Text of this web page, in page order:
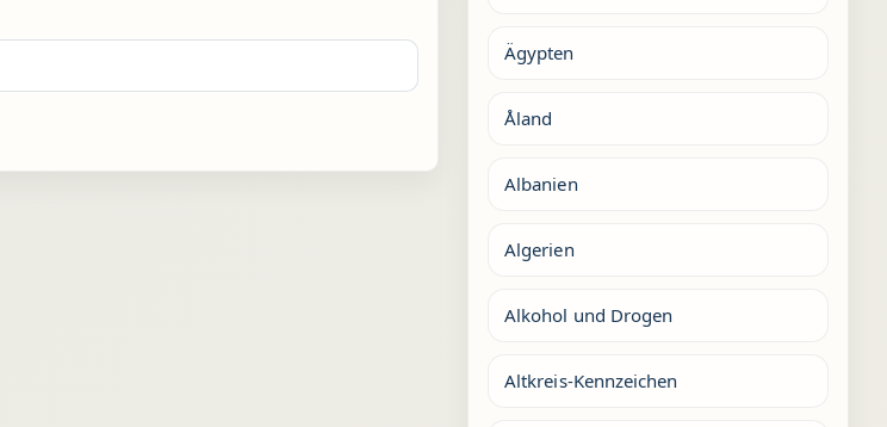
Ägypten
Åland
Albanien
Algerien
Alkohol und Drogen
Altkreis-Kennzeichen